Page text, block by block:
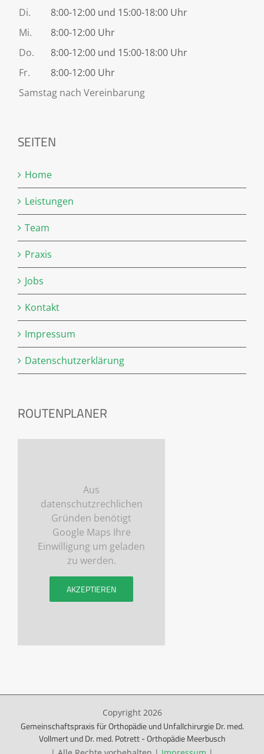
Di.
8:00-12:00 und 15:00-18:00 Uhr
Mi.
8:00-12:00 Uhr
Do.
8:00-12:00 und 15:00-18:00 Uhr
Fr.
8:00-12:00 Uhr
Samstag nach Vereinbarung
SEITEN
Home
Leistungen
Team
Praxis
Jobs
Kontakt
Impressum
Datenschutzerklärung
ROUTENPLANER
Aus
datenschutzrechlichen
Gründen benötigt
Google Maps Ihre
Einwilligung um geladen
zu werden.
AKZEPTIEREN
Copyright 2026
Gemeinschaftspraxis für Orthopädie und Unfallchirurgie Dr. med.
Vollmert und Dr. med. Potrett - Orthopädie Meerbusch